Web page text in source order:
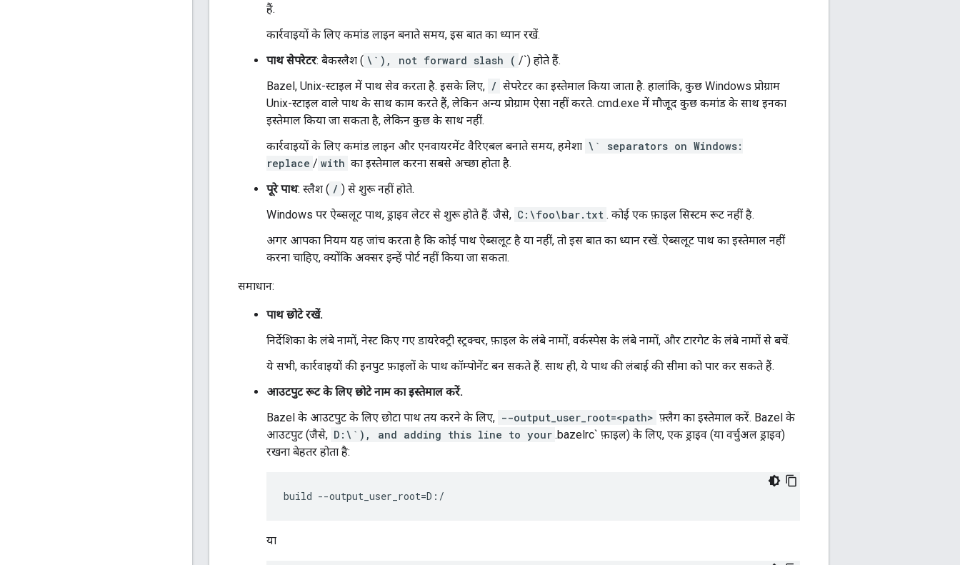
हैं.
कार्रवाइयों के लिए कमांड लाइन बनाते समय, इस बात का ध्यान रखें.
पाथ सेपरेटर: बैकस्लैश ( \`), not forward slash ( /`) होते हैं.
Bazel, Unix-स्टाइल में पाथ सेव करता है. इसके लिए, / सेपरेटर का इस्तेमाल किया जाता है. हालांकि, कुछ Windows प्रोग्राम
Unix-स्टाइल वाले पाथ के साथ काम करते हैं, लेकिन अन्य प्रोग्राम ऐसा नहीं करते. cmd.exe में मौजूद कुछ कमांड के साथ इनका
इस्तेमाल किया जा सकता है, लेकिन कुछ के साथ नहीं.
कार्रवाइयों के लिए कमांड लाइन और एनवायरमेंट वैरिएबल बनाते समय, हमेशा \` separators on Windows:
replace / with का इस्तेमाल करना सबसे अच्छा होता है.
पूरे पाथ: स्लैश ( / ) से शुरू नहीं होते.
Windows पर ऐब्सलूट पाथ, ड्राइव लेटर से शुरू होते हैं. जैसे, C:\foo\bar.txt . कोई एक फ़ाइल सिस्टम रूट नहीं है.
अगर आपका नियम यह जांच करता है कि कोई पाथ ऐब्सलूट है या नहीं, तो इस बात का ध्यान रखें. ऐब्सलूट पाथ का इस्तेमाल नहीं
करना चाहिए, क्योंकि अक्सर इन्हें पोर्ट नहीं किया जा सकता.
समाधान:
पाथ छोटे रखें.
निर्देशिका के लंबे नामों, नेस्ट किए गए डायरेक्ट्री स्ट्रक्चर, फ़ाइल के लंबे नामों, वर्कस्पेस के लंबे नामों, और टारगेट के लंबे नामों से बचें.
ये सभी, कार्रवाइयों की इनपुट फ़ाइलों के पाथ कॉम्पोनेंट बन सकते हैं. साथ ही, ये पाथ की लंबाई की सीमा को पार कर सकते हैं.
आउटपुट रूट के लिए छोटे नाम का इस्तेमाल करें.
Bazel के आउटपुट के लिए छोटा पाथ तय करने के लिए, --output_user_root=<path> फ़्लैग का इस्तेमाल करें. Bazel के
आउटपुट (जैसे, D:\`), and adding this line to your .bazelrc` फ़ाइल) के लिए, एक ड्राइव (या वर्चुअल ड्राइव)
रखना बेहतर होता है:
या